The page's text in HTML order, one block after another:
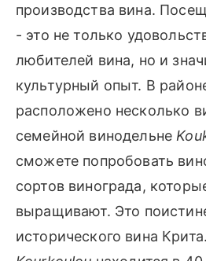
производства вина.
- это не только
любителей вина, но и
культурный опыт. В
расположено несколько
семейной винодельне
сможете попробовать
сортов винограда,
выращивают. Это
исторического вина